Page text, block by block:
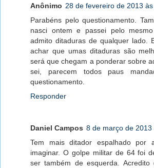
Anônimo 28 de fevereiro de 2013
Parabéns pelo questionamento.
nasci ontem e passei pelo
admito ditaduras de qualquer lado.
achar que umas ditaduras são
será que chegam a ponderar sobre
sei, parecem todos paus
questionamento.
Responder
Daniel Campos 8 de março de 2013
Tem mais ditador espalhado por
imaginar. O golpe militar de 64 foi
ser também de esquerda.